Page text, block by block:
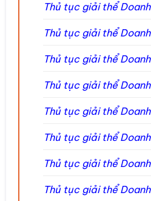
Thủ tục giải thể
Thủ tục giải thể
Thủ tục giải thể
Thủ tục giải thể
Thủ tục giải thể
Thủ tục giải thể
Thủ tục giải thể
Thủ tục giải thể